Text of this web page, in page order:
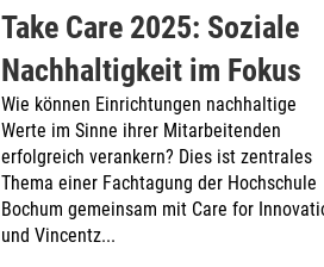
Take Care 2025: Soziale
Nachhaltigkeit im Fokus
Wie können Einrichtungen nachhaltige
Werte im Sinne ihrer Mitarbeitenden
erfolgreich verankern? Dies ist zentrales
Thema einer Fachtagung der Hochschule
Bochum gemeinsam mit Care for
und Vincentz...